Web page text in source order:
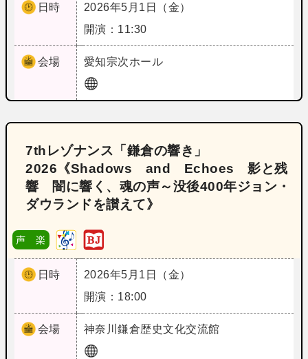
日時
2026年5月1日（金）
開演：11:30
会場 愛知宗次ホール
7thレゾナンス「鎌倉の響き」
2026《Shadows and Echoes 影と残
響 闇に響く、魂の声～没後400年ジョン・
ダウランドを讃えて》
声 楽
日時
2026年5月1日（金）
開演：18:00
会場 神奈川鎌倉歴史文化交流館